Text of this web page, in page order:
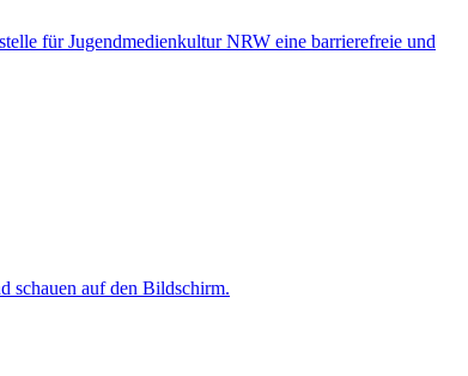
für Jugendmedienkultur NRW eine barrierefreie und